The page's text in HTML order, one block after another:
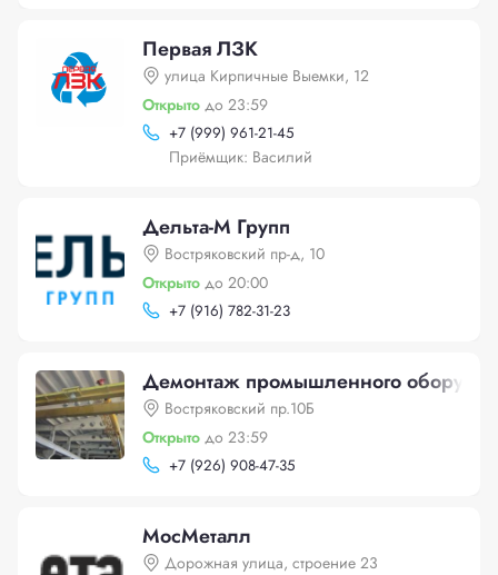
Первая ЛЗК
улица Кирпичные Выемки, 12
Открыто до 23:59
+7 (999) 961-21-45
Приёмщик: Василий
Дельта-М Групп
Востряковский пр-д, 10
Открыто до 20:00
+7 (916) 782-31-23
Демонтаж промышленного
Востряковский пр.10Б
Открыто до 23:59
+7 (926) 908-47-35
МосМеталл
Дорожная улица, строение 23